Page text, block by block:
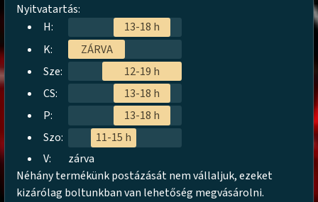
Nyitvatartás:
H:
13-18 h
K:
ZÁRVA
Sze:
12-19 h
CS:
13-18 h
P:
13-18 h
Szo:
11-15 h
V:
zárva
Néhány termékünk postázását nem vállaljuk, ezeket
kizárólag boltunkban van lehetőség megvásárolni.